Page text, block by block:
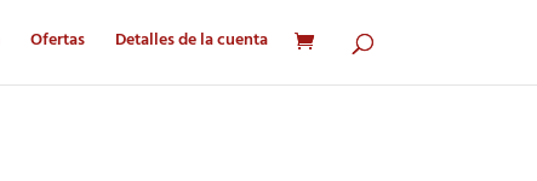
Ofertas Detalles de la cuenta